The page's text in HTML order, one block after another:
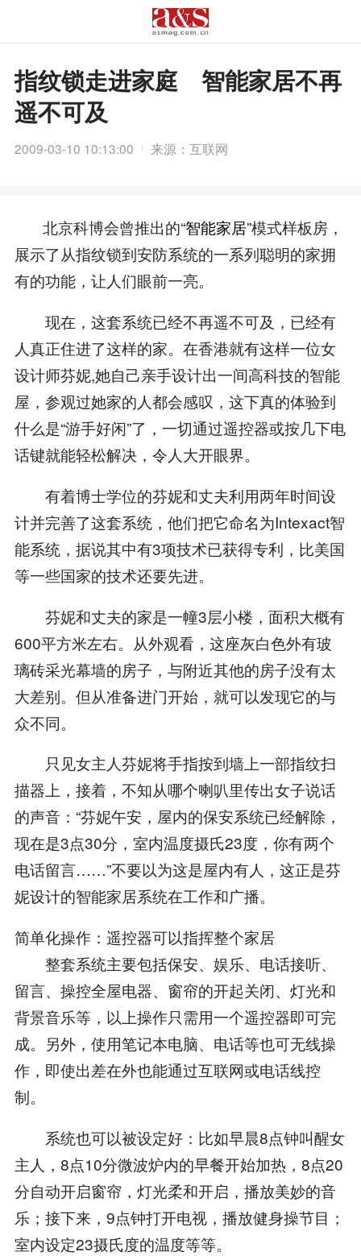
指纹锁走进家庭 智能家居不再
遥不可及
2009-03-10 10:13:00 来源：互联网
北京科博会曾推出的“智能家居”模式样板房，
展示了从指纹锁到安防系统的一系列聪明的家拥
有的功能，让人们眼前一亮。
现在，这套系统已经不再遥不可及，已经有
人真正住进了这样的家。在香港就有这样一位女
设计师芬妮,她自己亲手设计出一间高科技的智能
屋，参观过她家的人都会感叹，这下真的体验到
什么是“游手好闲”了，一切通过遥控器或按几下电
话键就能轻松解决，令人大开眼界。
有着博士学位的芬妮和丈夫利用两年时间设
计并完善了这套系统，他们把它命名为Intexact智
能系统，据说其中有3项技术已获得专利，比美国
等一些国家的技术还要先进。
芬妮和丈夫的家是一幢3层小楼，面积大概有
600平方米左右。从外观看，这座灰白色外有玻
璃砖采光幕墙的房子，与附近其他的房子没有太
大差别。但从准备进门开始，就可以发现它的与
众不同。
只见女主人芬妮将手指按到墙上一部指纹扫
描器上，接着，不知从哪个喇叭里传出女子说话
的声音：“芬妮午安，屋内的保安系统已经解除，
现在是3点30分，室内温度摄氏23度，你有两个
电话留言……”不要以为这是屋内有人，这正是芬
妮设计的智能家居系统在工作和广播。
简单化操作：遥控器可以指挥整个家居
整套系统主要包括保安、娱乐、电话接听、
留言、操控全屋电器、窗帘的开起关闭、灯光和
背景音乐等，以上操作只需用一个遥控器即可完
成。另外，使用笔记本电脑、电话等也可无线操
作，即使出差在外也能通过互联网或电话线控
制。
系统也可以被设定好：比如早晨8点钟叫醒女
主人，8点10分微波炉内的早餐开始加热，8点20
分自动开启窗帘，灯光柔和开启，播放美妙的音
乐；接下来，9点钟打开电视，播放健身操节目；
室内设定23摄氏度的温度等等。